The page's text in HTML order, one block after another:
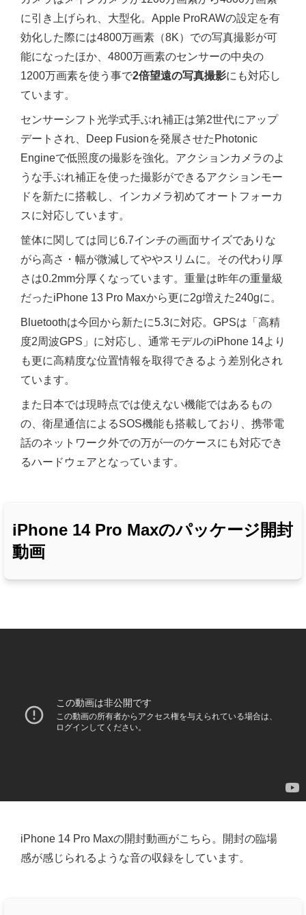
に引き上げられ、大型化。Apple ProRAWの設定を有
効化した際には4800万画素（8K）での写真撮影が可
能になったほか、4800万画素のセンサーの中央の
1200万画素を使う事で2倍望遠の写真撮影にも対応し
ています。
センサーシフト光学式手ぶれ補正は第2世代にアップ
デートされ、Deep Fusionを発展させたPhotonic
Engineで低照度の撮影を強化。アクションカメラのよ
うな手ぶれ補正を使った撮影ができるアクションモー
ドを新たに搭載し、インカメラ初めてオートフォーカ
スに対応しています。
筐体に関しては同じ6.7インチの画面サイズでありな
がら高さ・幅が微減してややスリムに。その代わり厚
さは0.2mm分厚くなっています。重量は昨年の重量級
だったiPhone 13 Pro Maxから更に2g増えた240gに。
Bluetoothは今回から新たに5.3に対応。GPSは「高精
度2周波GPS」に対応し、通常モデルのiPhone 14より
も更に高精度な位置情報を取得できるよう差別化され
ています。
また日本では現時点では使えない機能ではあるもの
の、衛星通信によるSOS機能も搭載しており、携帯電
話のネットワーク外での万が一のケースにも対応でき
るハードウェアとなっています。
iPhone 14 Pro Maxのパッケージ開封
動画
iPhone 14 Pro Maxの開封動画がこちら。開封の臨場
感が感じられるような音の収録をしています。